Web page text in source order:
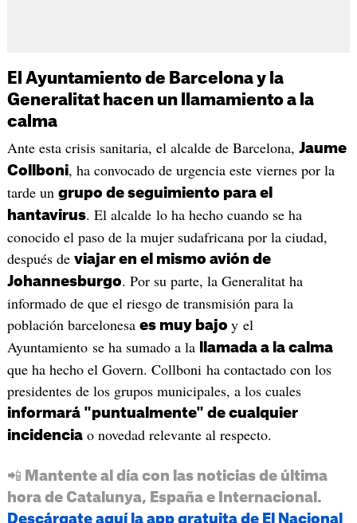
El Ayuntamiento de Barcelona y la
Generalitat hacen un llamamiento a la
calma
Ante esta crisis sanitaria, el alcalde de Barcelona, Jaume
Collboni, ha convocado de urgencia este viernes por la
tarde un grupo de seguimiento para el
hantavirus. El alcalde lo ha hecho cuando se ha
conocido el paso de la mujer sudafricana por la ciudad,
después de viajar en el mismo avión de
Johannesburgo. Por su parte, la Generalitat ha
informado de que el riesgo de transmisión para la
población barcelonesa es muy bajo y el
Ayuntamiento se ha sumado a la
llamada a la calma
que ha hecho el Govern. Collboni ha contactado con los
presidentes de los grupos municipales, a los cuales
informará "puntualmente" de cualquier
incidenciao novedad relevante al respecto.
📲 Mantente al día con las noticias de última
hora de Catalunya, España e Internacional.
Descárgate aquí la app gratuita de El Nacional